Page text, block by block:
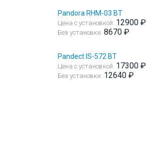
Pandora RHM-03 BT
Цена с установкой: 12900 ₽
Без установки: 8670 ₽
Pandect IS-572 BT
Цена с установкой: 17300 ₽
Без установки: 12640 ₽